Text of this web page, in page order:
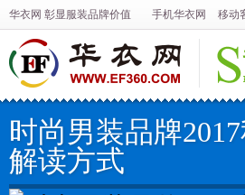
华衣网 彰显服装品牌价值 手机华衣网 移动
时尚男装品牌
解读方式